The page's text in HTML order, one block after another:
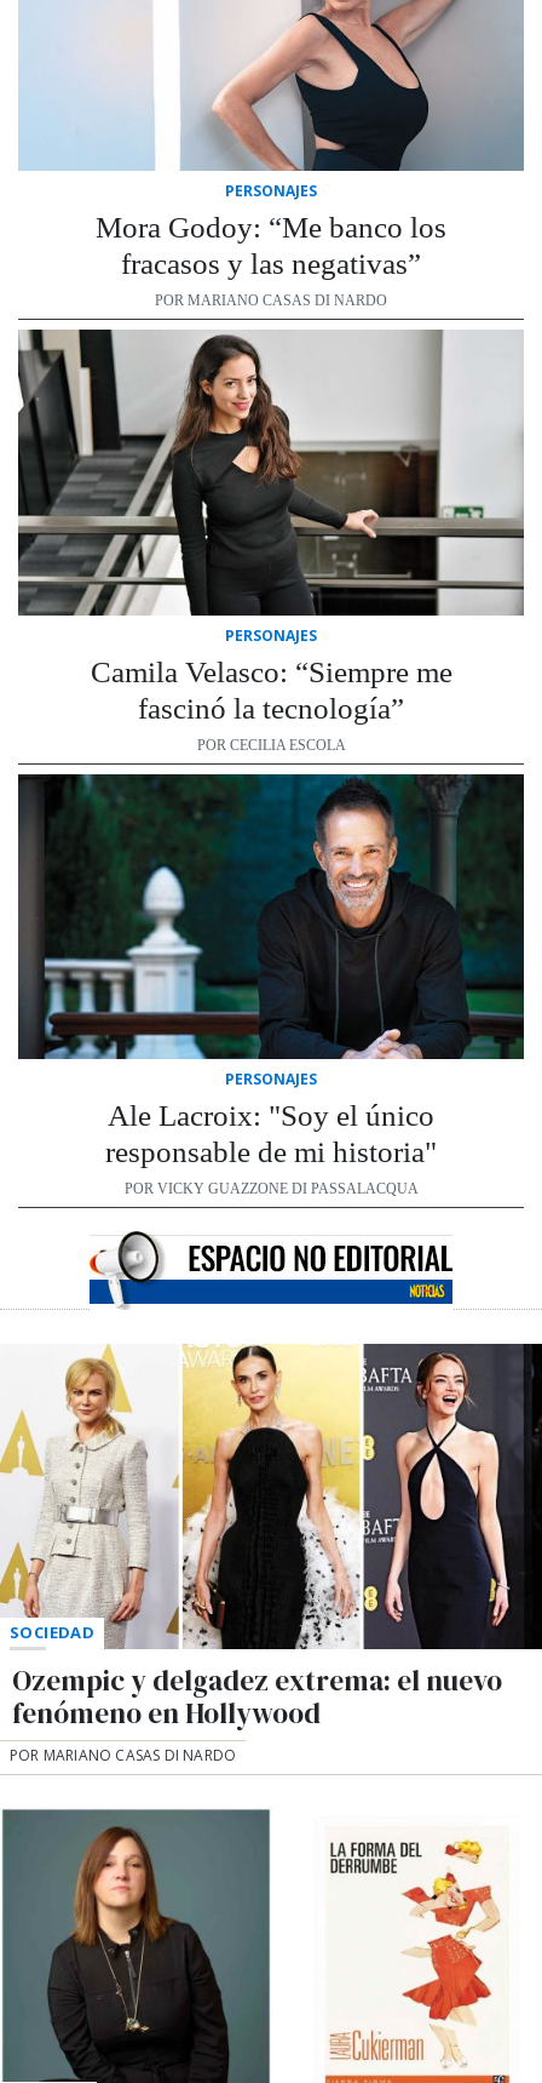
PERSONAJES
Mora Godoy: “Me banco los
fracasos y las negativas”
POR MARIANO CASAS DI NARDO
PERSONAJES
Camila Velasco: “Siempre me
fascinó la tecnología”
POR CECILIA ESCOLA
PERSONAJES
Ale Lacroix: "Soy el único
responsable de mi historia"
POR VICKY GUAZZONE DI PASSALACQUA
SOCIEDAD
Ozempic y delgadez extrema: el nuevo
fenómeno en Hollywood
POR MARIANO CASAS DI NARDO